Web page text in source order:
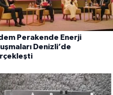
Perakende Enerji
Denizli’de